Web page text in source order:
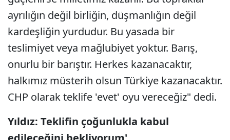
ayrılığın değil birliğin, düşmanlığın değil
kardeşliğin yurdudur. Bu yasada bir
teslimiyet veya mağlubiyet yoktur. Barış,
onurlu bir barıştır. Herkes kazanacaktır,
halkımız müsterih olsun Türkiye kazanacaktır.
CHP olarak teklife 'evet' oyu vereceğiz" dedi.
Yıldız: Teklifin çoğunlukla kabul